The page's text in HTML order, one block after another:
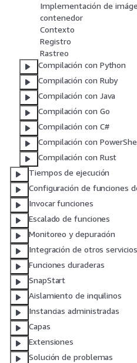
Implementación de
contenedor
Contexto
Registro
Rastreo
Compilación con Python
Compilación con Ruby
Compilación con Java
Compilación con Go
Compilación con C#
Compilación con
Compilación con Rust
Tiempos de ejecución
Configuración de funciones
Invocar funciones
Escalado de funciones
Monitoreo y depuración
Integración de otros servicios
Funciones duraderas
SnapStart
Aislamiento de inquilinos
Instancias administradas
Capas
Extensiones
Solución de problemas